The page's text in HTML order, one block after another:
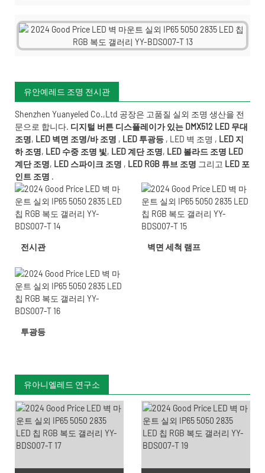
유안예레드 조명 전시관
Shenzhen Yuanyeled Co.,Ltd 공장은 고품질 실외 조명 생산을 전
문으로 합니다. 디지털 버튼 디스플레이가 있는 DMX512 LED 무대
조명, LED 벽면 조명/바 조명 , LED 투광등 , LED 벽 조명 , LED 지
하 조명, LED 수중 조명 빛, LED 계단 조명, LED 볼라드 조명 LED
계단 조명, LED 스파이크 조명 , LED RGB 튜브 조명 그리고 LED 포
인트 조명 .
전시관 벽면 세척 램프
투광등
유아니엘레드 연구소